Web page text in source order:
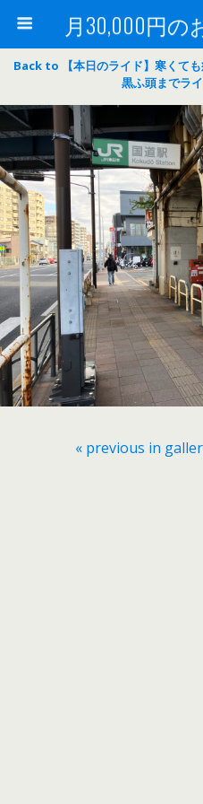
Back to 【本日のライド】寒くて
黒ふ頭までラ
« previous in